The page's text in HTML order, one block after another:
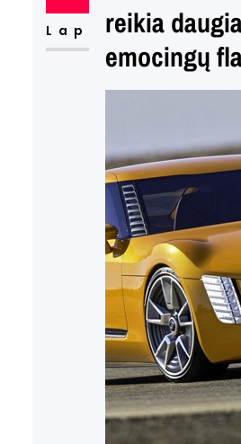
Lap
reikia
emocingų